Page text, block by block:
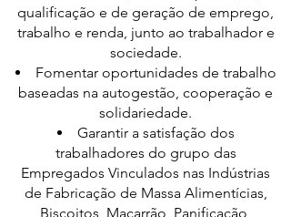
qualificação e de geração de emprego,
trabalho e renda, junto ao trabalhador e
sociedade.
Fomentar oportunidades de trabalho
baseadas na autogestão, cooperação e
solidariedade.
Garantir a satisfação dos
trabalhadores do grupo das
Empregados Vinculados nas Indústrias
de Fabricação de Massa Alimentícias,
Biscoitos, Macarrão, Panificação,